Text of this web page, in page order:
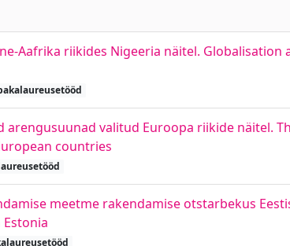
Aafrika riikides Nigeeria näitel.
arengusuunad valitud Euroopa riikide näitel.
countries
meetme rakendamise otstarbekus